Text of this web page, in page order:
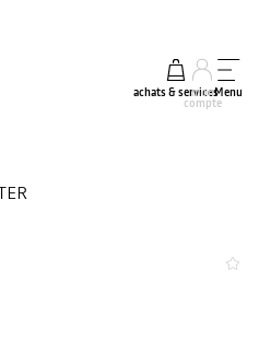
achats & services
mon
compte
Menu